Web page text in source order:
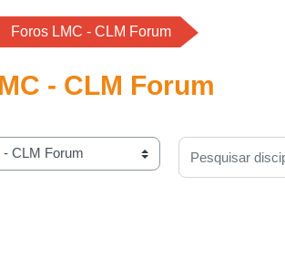
Foros LMC - CLM Forum
- CLM Forum
disciplinas
Pesquisar